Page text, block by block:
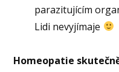
parazitujícím
Lidi nevyjímaje
Homeopatie